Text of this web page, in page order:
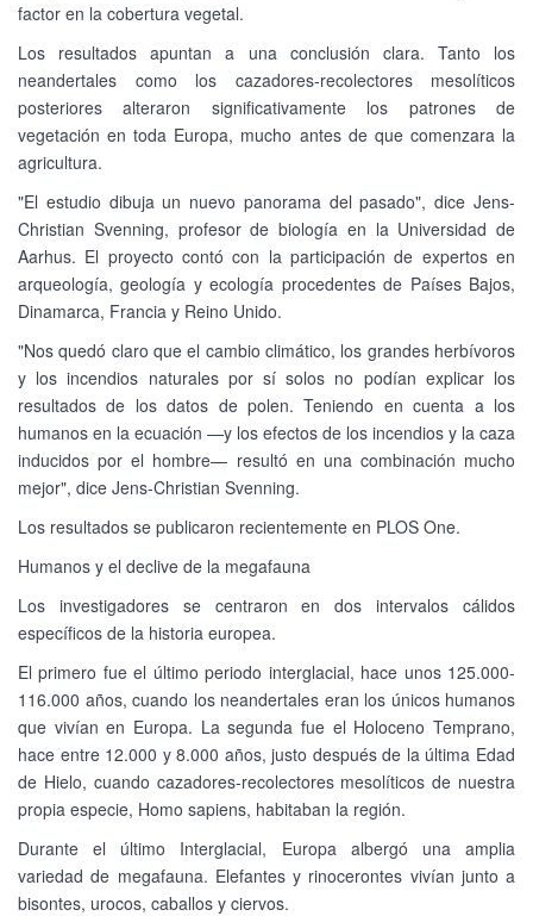
factor en la cobertura vegetal.
Los resultados apuntan a una conclusión clara. Tanto los
neandertales como los cazadores-recolectores mesolíticos
posteriores alteraron significativamente los patrones de
vegetación en toda Europa, mucho antes de que comenzara la
agricultura.
"El estudio dibuja un nuevo panorama del pasado", dice Jens-
Christian Svenning, profesor de biología en la Universidad de
Aarhus. El proyecto contó con la participación de expertos en
arqueología, geología y ecología procedentes de Países Bajos,
Dinamarca, Francia y Reino Unido.
"Nos quedó claro que el cambio climático, los grandes herbívoros
y los incendios naturales por sí solos no podían explicar los
resultados de los datos de polen. Teniendo en cuenta a los
humanos en la ecuación —y los efectos de los incendios y la caza
inducidos por el hombre— resultó en una combinación mucho
mejor", dice Jens-Christian Svenning.
Los resultados se publicaron recientemente en PLOS One.
Humanos y el declive de la megafauna
Los investigadores se centraron en dos intervalos cálidos
específicos de la historia europea.
El primero fue el último periodo interglacial, hace unos 125.000-
116.000 años, cuando los neandertales eran los únicos humanos
que vivían en Europa. La segunda fue el Holoceno Temprano,
hace entre 12.000 y 8.000 años, justo después de la última Edad
de Hielo, cuando cazadores-recolectores mesolíticos de nuestra
propia especie, Homo sapiens, habitaban la región.
Durante el último Interglacial, Europa albergó una amplia
variedad de megafauna. Elefantes y rinocerontes vivían junto a
bisontes, urocos, caballos y ciervos.